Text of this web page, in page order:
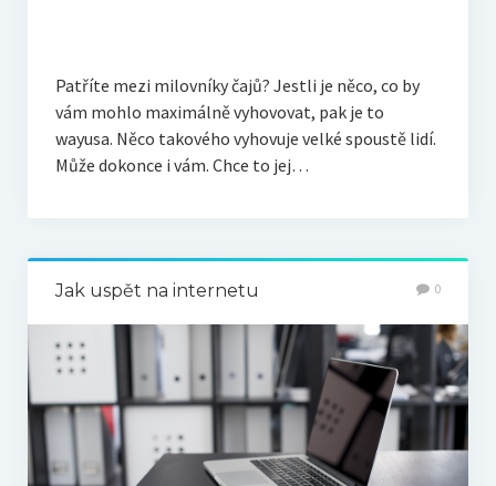
Patříte mezi milovníky čajů? Jestli je něco, co by
vám mohlo maximálně vyhovovat, pak je to
wayusa. Něco takového vyhovuje velké spoustě lidí.
Může dokonce i vám. Chce to jej…
Jak uspět na internetu 0